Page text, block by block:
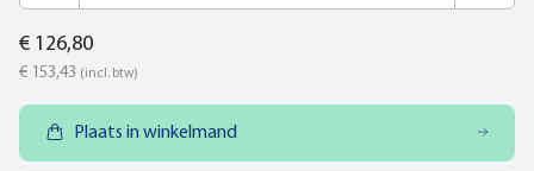
€ 126,80
€ 153,43 (incl. btw)
Plaats in winkelmand